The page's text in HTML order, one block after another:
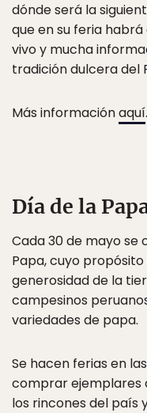
dónde será la
que en su feria
vivo y mucha
tradición dulcera del
Más informaciónaquí.
Día de la
Cada 30 de mayo se
Papa, cuyo
generosidad de la
campesinos
variedades de papa.
Se hacen ferias en
comprar ejemplares
los rincones del país